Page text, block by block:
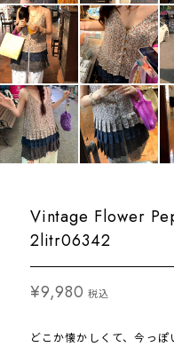
Vintage Flower
2litr06342
¥9,980 税込
どこか懐かしくて、今っぽ